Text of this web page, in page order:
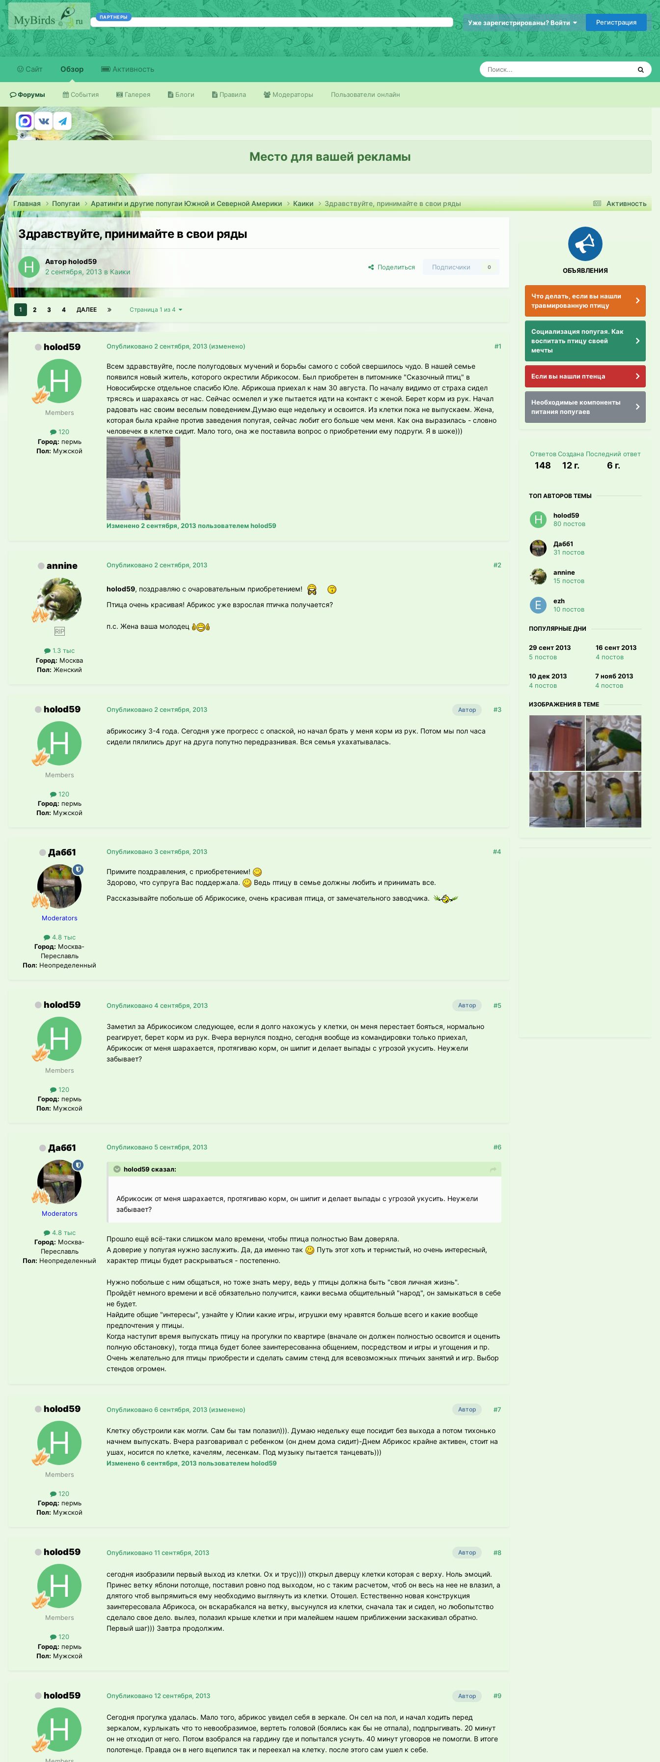
ПАРТНЕРЫ
Уже зарегистрированы? Войти Регистрация
Сайт Обзор
Форумы События Галерея Блоги Правила Модераторы Пользователи онлайн
Активность
Место для вашей рекламы
Активность
Главная Попугаи Аратинги и другие попугаи Южной и Северной Америки Каики Здравствуйте, принимайте в свои ряды
Здравствуйте, принимайте в свои ряды
Автор holod59
2 сентября, 2013 в Каики
Поделиться Подписчики 0
1 2 3 4 ДАЛЕЕ Страница 1 из 4
holod59
Members
120
Город: пермь
Пол: Мужской
#1
Опубликовано 2 сентября, 2013 (изменено)
Всем здравствуйте, после полугодовых мучений и борьбы самого с собой свершилось чудо. В нашей семье
появился новый житель, которого окрестили Абрикосом. Был приобретен в питомнике "Сказочный птиц" в
Новосибирске отдельное спасибо Юле. Абрикоша приехал к нам 30 августа. По началу видимо от страха сидел
трясясь и шарахаясь от нас. Сейчас осмелел и уже пытается идти на контакт с женой. Берет корм из рук. Начал
радовать нас своим веселым поведением.Думаю еще недельку и освоится. Из клетки пока не выпускаем. Жена,
которая была крайне против заведения попугая, сейчас любит его больше чем меня. Как она выразилась - словно
человечек в клетке сидит. Мало того, она же поставила вопрос о приобретении ему подруги. Я в шоке)))
Изменено2 сентября, 2013 пользователем holod59
annine
RIP
1.3 тыс
Город: Москва
Пол: Женский
#2
Опубликовано 2 сентября, 2013
holod59, поздравляю с очаровательным приобретением!
Птица очень красивая! Абрикос уже взрослая птичка получается?
п.с. Жена ваша молодец
holod59
Members
120
Город: пермь
Пол: Мужской
Автор #3
Опубликовано 2 сентября, 2013
абрикосику 3-4 года. Сегодня уже прогресс с опаской, но начал брать у меня корм из рук. Потом мы пол часа
сидели пялились друг на друга попутно передразнивая. Вся семья ухахатывалась.
Дабб1
Moderators
4.8 тыс
Город: Москва-
Переславль
Пол: Неопределенный
#4
Опубликовано 3 сентября, 2013
Примите поздравления, с приобретением!
Здорово, что супруга Вас поддержала.
Ведь птицу в семье должны любить и принимать все.
Рассказывайте побольше об Абрикосике, очень красивая птица, от замечательного заводчика.
holod59
Members
120
Город: пермь
Пол: Мужской
Автор #5
Опубликовано4 сентября, 2013
Заметил за Абрикосиком следующее, если я долго нахожусь у клетки, он меня перестает бояться, нормально
реагирует, берет корм из рук. Вчера вернулся поздно, сегодня вообще из командировки только приехал,
Абрикосик от меня шарахается, протягиваю корм, он шипит и делает выпады с угрозой укусить. Неужели
забывает?
Дабб1
Moderators
4.8 тыс
Город: Москва-
Переславль
Пол: Неопределенный
#6
Опубликовано 5 сентября, 2013
holod59 сказал:
Абрикосик от меня шарахается, протягиваю корм, он шипит и делает выпады с угрозой укусить. Неужели
забывает?
Прошло ещё всё-таки слишком мало времени, чтобы птица полностью Вам доверяла.
А доверие у попугая нужно заслужить. Да, да именно так
Путь этот хоть и тернистый, но очень интересный,
характер птицы будет раскрываться - постепенно.
Нужно побольше с ним общаться, но тоже знать меру, ведь у птицы должна быть "своя личная жизнь".
Пройдёт немного времени и всё обязательно получится, каики весьма общительный "народ", он замыкаться в себе
не будет.
Найдите общие "интересы", узнайте у Юлии какие игры, игрушки ему нравятся больше всего и какие вообще
предпочтения у птицы.
Когда наступит время выпускать птицу на прогулки по квартире (вначале он должен полностью освоится и оценить
полную обстановку), тогда птица будет более заинтересованна общением, посредством и игры и угощения и пр.
Очень желательно для птицы приобрести и сделать самим стенд для всевозможных птичьих занятий и игр. Выбор
стендов огромен.
holod59
Members
120
Город: пермь
Пол: Мужской
Автор #7
Опубликовано6 сентября, 2013 (изменено)
Клетку обустроили как могли. Сам бы там полазил))). Думаю недельку еще посидит без выхода а потом тихонько
начнем выпускать. Вчера разговаривал с ребенком (он днем дома сидит)-Днем Абрикос крайне активен, стоит на
ушах, носится по клетке, качелям, лесенкам. Под музыку пытается танцевать)))
Изменено6 сентября, 2013 пользователем holod59
holod59
Members
120
Город: пермь
Пол: Мужской
Автор #8
Опубликовано11 сентября, 2013
сегодня изобразили первый выход из клетки. Ох и трус)))) открыл дверцу клетки которая с верху. Ноль эмоций.
Принес ветку яблони потолще, поставил ровно под выходом, но с таким расчетом, чтоб он весь на нее не влазил, а
длятого чтоб выпрямиться ему необходимо выглянуть из клетки. Отошел. Естественно новая конструкция
заинтересовала Абрикоса, он вскарабкался на ветку, высунулся из клетки, сначала так и сидел, но любопытство
сделало свое дело. вылез, полазил крыше клетки и при малейшем нашем приближении заскакивал обратно.
Первый шаг))) Завтра продолжим.
holod59 Автор #9
Опубликовано12 сентября, 2013
Сегодня прогулка удалась. Мало того, абрикос увидел себя в зеркале. Он сел на пол, и начал ходить перед
зеркалом, курлыкать что то невообразимое, вертеть головой (боялись как бы не отпала), подпрыгивать. 20 минут
он не отходил от него. Потом взобрался на гардину где и попытался уснуть. 40 минут уговоров не помогли. В итоге
полотенце. Правда он в него вцепился так и переехал на клетку. после этого сам ушел к себе.
ОБЪЯВЛЕНИЯ
Что делать, если вы нашли
травмированную птицу
Социализация попугая. Как
воспитать птицу своей
мечты
Если вы нашли птенца
Необходимые компоненты
питания попугаев
Ответов
148
Создана
12 г.
Последний ответ
6 г.
ТОП АВТОРОВ ТЕМЫ
holod59
80 постов
Дабб1
31 постов
annine
15 постов
ezh
10 постов
ПОПУЛЯРНЫЕ ДНИ
29 сент 2013
5 постов
16 сент 2013
4 постов
10 дек 2013
4 постов
7 нояб 2013
4 постов
ИЗОБРАЖЕНИЯ В ТЕМЕ